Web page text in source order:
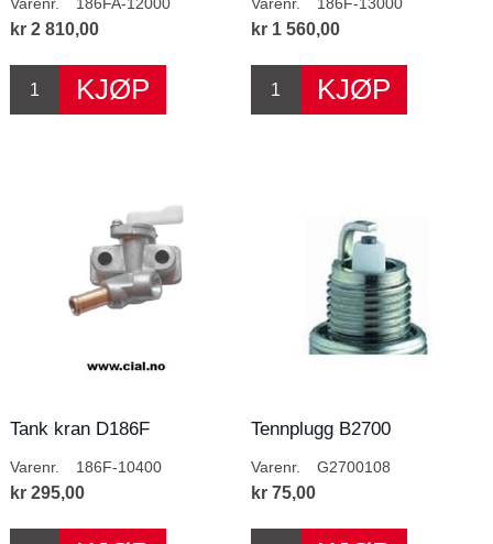
kr 2 810,00 kr 1 560,00
Tank kran D186F
Varenr. 186F-10400
kr 295,00
Tennplugg B2700
Varenr. G2700108
kr 75,00